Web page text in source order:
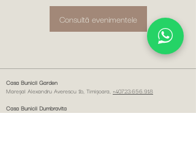
Consultă evenimentele
Casa Bunicii Garden
Mareșal Alexandru Averescu 1b, Timişoara, +40723.656.918
Casa Bunicii Dumbravita